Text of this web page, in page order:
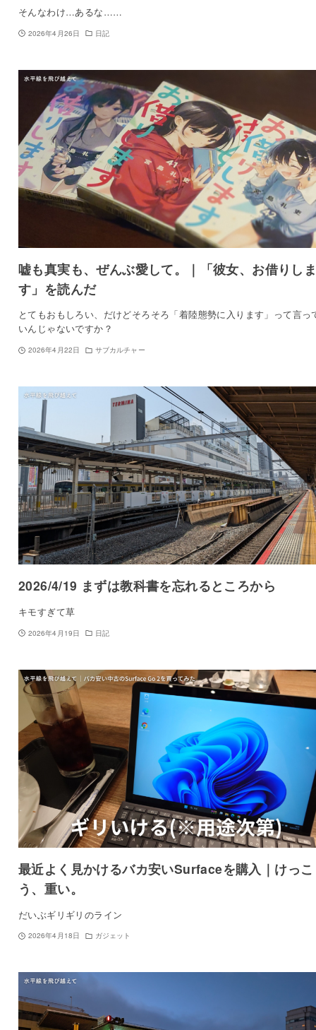
そんなわけ…あるな……
2026年4月26日 日記
嘘も真実も、ぜんぶ愛して。｜「彼女、お借りし
す」を読んだ
とてもおもしろい、だけどそろそろ「着陸態勢に入ります」って言っ
いんじゃないですか？
2026年4月22日 サブカルチャー
2026/4/19 まずは教科書を忘れるところから
キモすぎて草
2026年4月19日 日記
最近よく見かけるバカ安いSurfaceを購入｜けっこ
う、重い。
だいぶギリギリのライン
2026年4月18日 ガジェット